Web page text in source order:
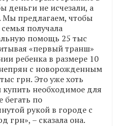
деньги не исчезали, а
предлагаем, чтобы
получала
помощь 25 тыс
«первый транш»
ребенка в размере 10
с новорожденным
грн. Это уже хоть
необходимое для
по
рукой в городе с
грн», – сказала она.